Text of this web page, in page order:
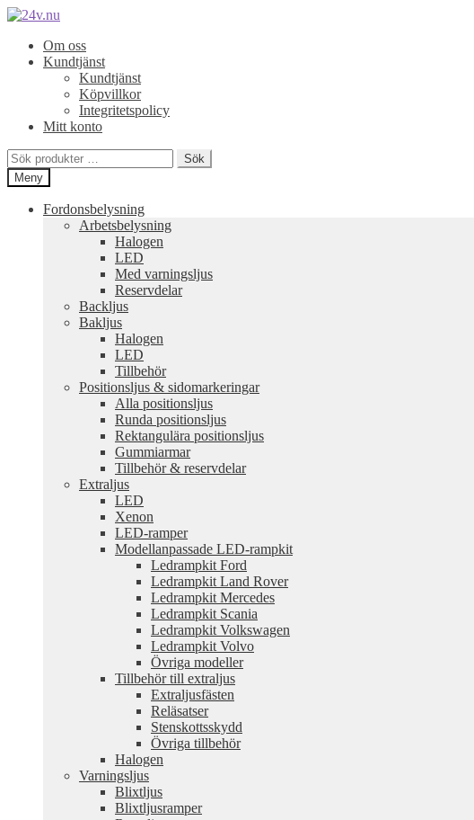
Hoppa
navigering
Hoppa
innehållOm oss
Kundtjänst
Kundtjänst
Köpvillkor
Integritetspolicy
Mitt konto
Sök
efter:
Sök
Meny
Fordonsbelysning
Arbetsbelysning
Halogen
LED
Med varningsljus
Reservdelar
Backljus
Bakljus
Halogen
LED
Tillbehör
Positionsljus & sidomarkeringar
Alla positionsljus
Runda positionsljus
Rektangulära positionsljus
Gummiarmar
Tillbehör & reservdelar
Extraljus
LED
Xenon
LED-ramper
Modellanpassade LED-rampkit
Ledrampkit Ford
Ledrampkit Land Rover
Ledrampkit Mercedes
Ledrampkit Scania
Ledrampkit Volkswagen
Ledrampkit Volvo
Övriga modeller
Tillbehör till extraljus
Extraljusfästen
Reläsatser
Stenskottsskydd
Övriga tillbehör
Halogen
Varningsljus
Blixtljus
Blixtljusramper